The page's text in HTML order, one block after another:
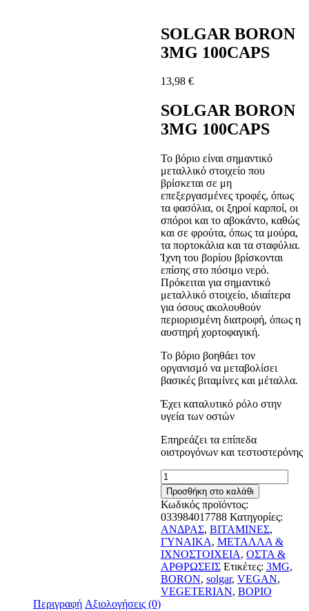
SOLGAR BORON
3MG 100CAPS
13,98 €
SOLGAR BORON
3MG 100CAPS
To βόριο είναι σημαντικό
μεταλλικό στοιχείο που
βρίσκεται σε μη
επεξεργασμένες τροφές, όπως
τα φασόλια, οι ξηροί καρποί, οι
σπόροι και το αβοκάντο, καθώς
και σε φρούτα, όπως τα μούρα,
τα πορτοκάλια και τα σταφύλια.
Ίχνη του βορίου βρίσκονται
επίσης στο πόσιμο νερό.
Πρόκειται για σημαντικό
μεταλλικό στοιχείο, ιδιαίτερα
για όσους ακολουθούν
περιορισμένη διατροφή, όπως η
αυστηρή χορτοφαγική.
Το βόριο βοηθάει τον
οργανισμό να μεταβολίσει
βασικές βιταμίνες και μέταλλα.
Έχει καταλυτικό ρόλο στην
υγεία των οστών
Επηρεάζει τα επίπεδα
οιστρογόνων και τεστοστερόνης
SOLGAR
BORON
3MG
100CAPS
ποσότητα
Προσθήκη στο καλάθι
Κωδικός προϊόντος:
033984017788 Κατηγορίες:
ΑΝΔΡΑΣ, ΒΙΤΑΜΙΝΕΣ,
ΓΥΝΑΙΚΑ, ΜΕΤΑΛΛΑ &
ΙΧΝΟΣΤΟΙΧΕΙΑ, ΟΣΤΑ &
ΑΡΘΡΩΣΕΙΣ Ετικέτες: 3MG,
BORON, solgar, VEGAN,
VEGETERIAN, ΒΟΡΙΟ
Περιγραφή Αξιολογήσεις (0)